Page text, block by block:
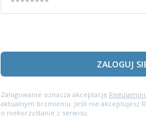
ZALOGUJ
Zalogowanie oznacza akceptację
aktualnym brzmieniu. Jeśli nie akceptujesz
o niekorzystanie z serwisu.